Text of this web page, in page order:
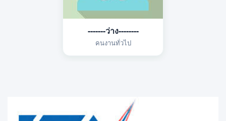
-------ว่าง--------
คนงานทั่วไป